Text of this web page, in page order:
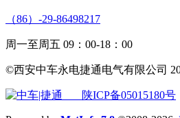
（86）-29-86498217
周一至周五 09：00-18：00
©西安中车永电捷通电气有限公司
陕ICP备05015180号